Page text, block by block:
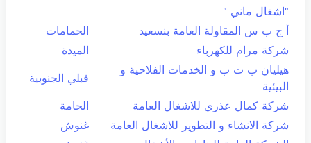
"اشغال ماني "
أ ج ب س المقاولة العامة بنسعيد
الحمامات
شركة مرام للكهرباء
الميدة
هيليان ب ت ب و الخدمات الفلاحية و
البيئية
قبلي الجنوبية
شركة كمال عذري للاشغال العامة
الحامة
شركة الانشاء و التطوير للاشغال العامة
غنوش